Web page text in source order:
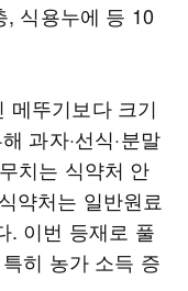
식용누에 등 10
메뚜기보다 크기
과자·선식·분말
치는 식약처 안
약처는 일반원료
. 이번 등재로 풀
히 농가 소득 증